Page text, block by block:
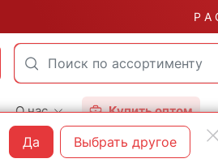
Р А
О нас Купить оптом
с полной резьбой DIN 933 полная резьба класс
Да Выбрать другое